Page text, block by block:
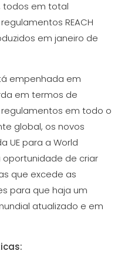
todos em total
REACH
em janeiro de
empenhada em
em termos de
em todo o
global, os novos
UE para a World
oportunidade de criar
que excede as
para que haja um
atualizado e em